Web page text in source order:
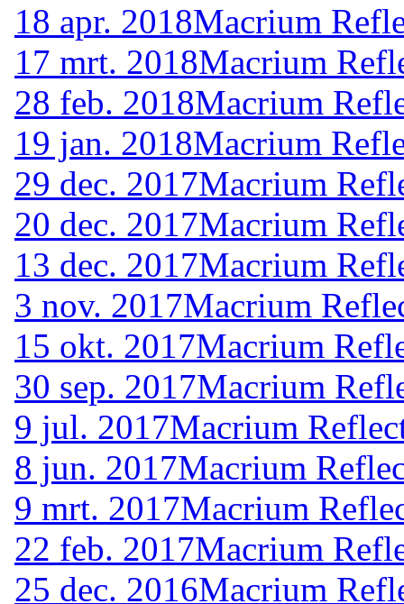
18 apr. 2018Macrium
17 mrt. 2018Macrium
28 feb. 2018Macrium
19 jan. 2018Macrium
29 dec. 2017Macrium
20 dec. 2017Macrium
13 dec. 2017Macrium
3 nov. 2017Macrium
15 okt. 2017Macrium
30 sep. 2017Macrium
9 jul. 2017Macrium
8 jun. 2017Macrium
9 mrt. 2017Macrium
22 feb. 2017Macrium
25 dec. 2016Macrium